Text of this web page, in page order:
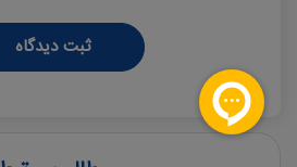
ثبت دیدگاه